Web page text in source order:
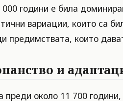
години е била
вариации, които са
предимствата, които
и
около 11 700